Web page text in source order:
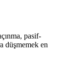
pasif-
düşmemek en